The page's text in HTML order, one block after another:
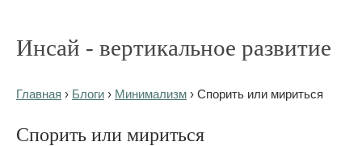
Инсай - вертикальное развитие
Главная › Блоги › Минимализм › Спорить или мириться
Спорить или мириться